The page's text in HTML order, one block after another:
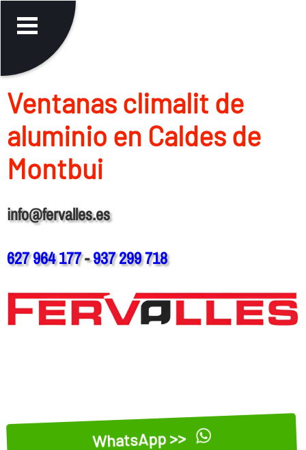
Ventanas climalit de
aluminio en Caldes de
Montbui
info@fervalles.es
627 964 177-937 299 718
WhatsApp >>